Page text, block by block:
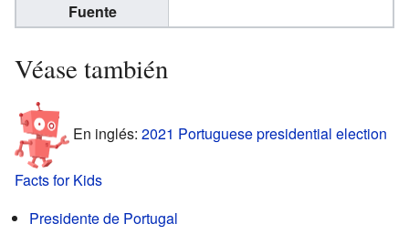
Fuente
Véase también
En inglés: 2021 Portuguese presidential election
Facts for Kids
Presidente de Portugal